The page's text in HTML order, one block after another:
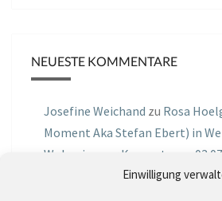
Einwilligung
NEUESTE KOMMENTARE
Josefine Weichand zu Rosa
Moment Aka Stefan Ebert) in
Wohnzimmer Konzerte am